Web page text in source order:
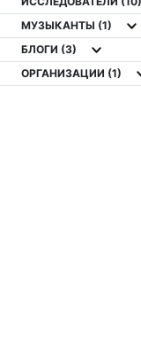
МУЗЫКАНТЫ (1)
БЛОГИ (3)
ОРГАНИЗАЦИИ (1)